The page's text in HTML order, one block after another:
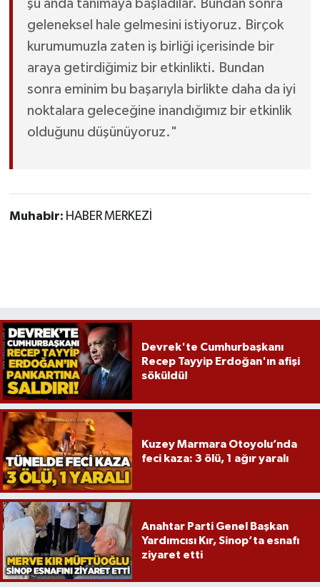
şu anda tanımaya başladılar. Bundan sonra
geleneksel hale gelmesini istiyoruz. Birçok
kurumumuzla zaten iş birliği içerisinde bir
araya getirdiğimiz bir etkinlikti. Bundan
sonra eminim bu başarıyla birlikte daha da iyi
noktalara geleceğine inandığımız bir etkinlik
olduğunu düşünüyoruz."
Muhabir: HABER MERKEZİ
Devrek'te Cumhurbaşkanı
Recep Tayyip Erdoğan'ın afişi
söküldü!
Kuzey Marmara Otoyolu’nda
feci kaza: 3 ölü, 1 ağır yaralı
Anahtar Parti Genel Başkan
Yardımcısı Kır, Sinop’ta esnafı
ziyaret etti